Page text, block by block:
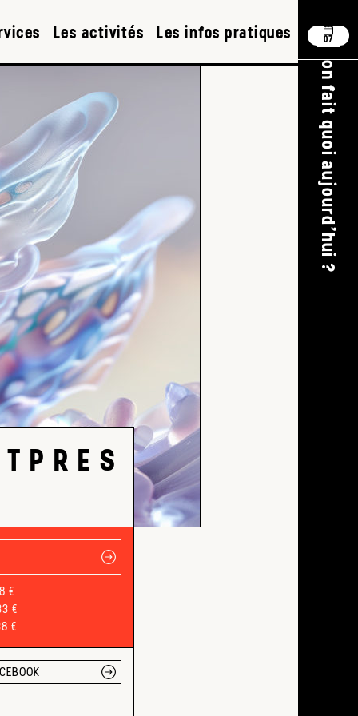
Les activités Les infos pratiques
P R E S
€
€
€
07
on fait quoi aujourd'hui ?